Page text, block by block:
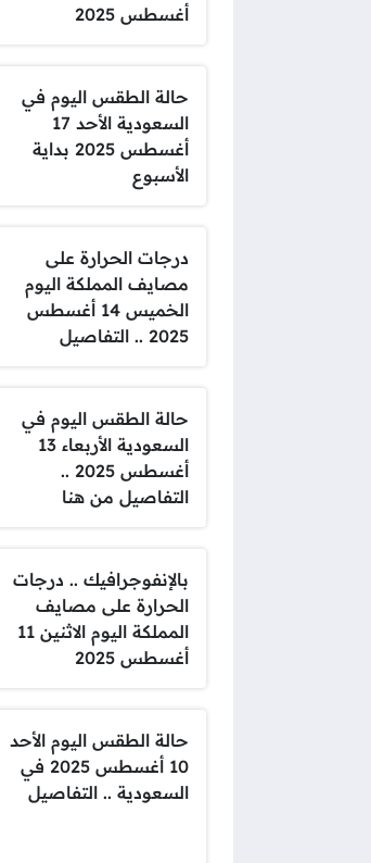
أغسطس 2025
حالة الطقس اليوم في
السعودية الأحد 17
أغسطس 2025 بداية
الأسبوع
درجات الحرارة على
مصايف المملكة اليوم
الخميس 14 أغسطس
2025 .. التفاصيل
حالة الطقس اليوم في
السعودية الأربعاء 13
أغسطس 2025 ..
التفاصيل من هنا
بالإنفوجرافيك .. درجات
الحرارة على مصايف
المملكة اليوم الاثنين 11
أغسطس 2025
حالة الطقس اليوم الأحد
10 أغسطس 2025 في
السعودية .. التفاصيل